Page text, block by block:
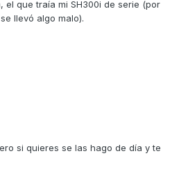
el que traía mi SH300i de serie (por
llevó algo malo).
si quieres se las hago de día y te